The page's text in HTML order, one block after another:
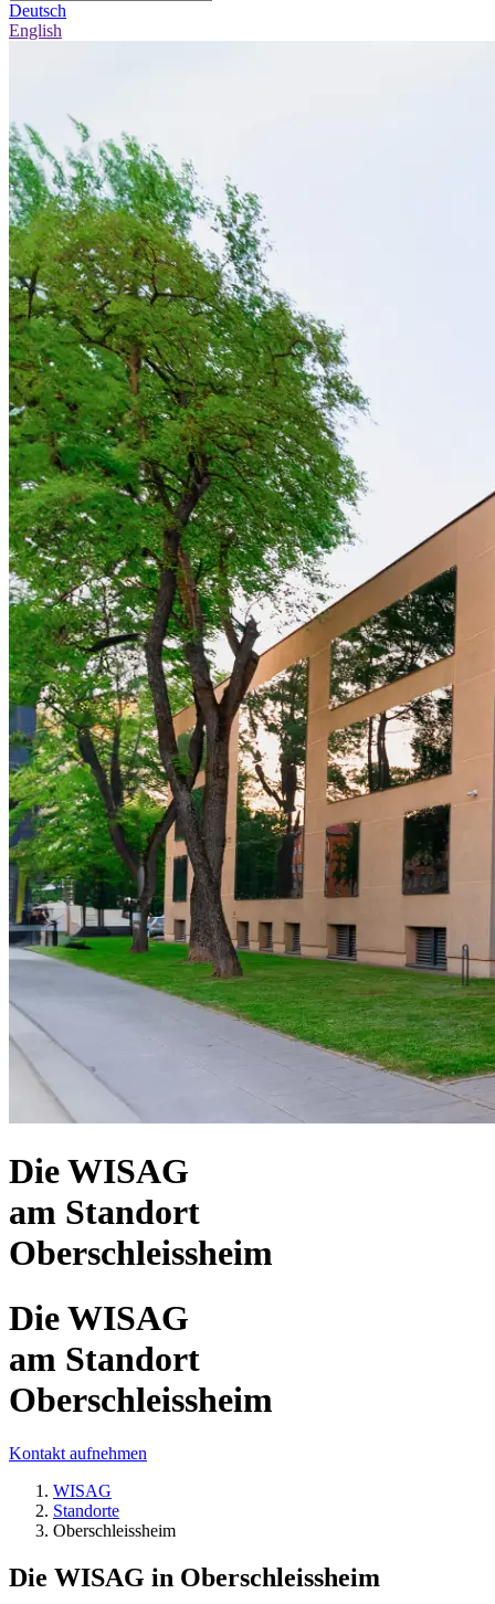
Deutsch
English
Die WISAG
am Standort
Oberschleissheim
Die WISAG
am Standort
Oberschleissheim
Kontakt aufnehmen
WISAG
Standorte
Oberschleissheim
Die WISAG in Oberschleissheim